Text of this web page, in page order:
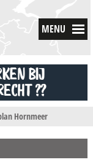
MENU
Hornmeer